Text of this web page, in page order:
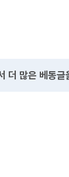
더 많은 베동글